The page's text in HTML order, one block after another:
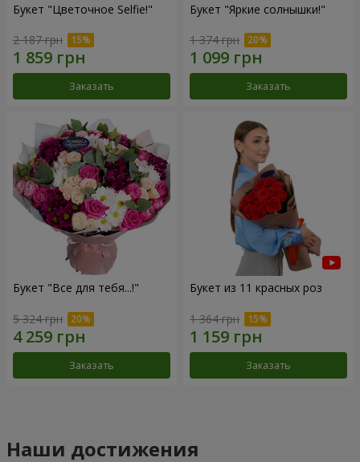
Букет "Цветочное Selfie!"
2 187 грн
Заказать
Букет "Яркие солнышки!"
1 374 грн
Заказать
Букет "Все для тебя...!"
5 324 грн
Заказать
Букет из 11 красных роз
1 364 грн
Заказать
Наши достижения